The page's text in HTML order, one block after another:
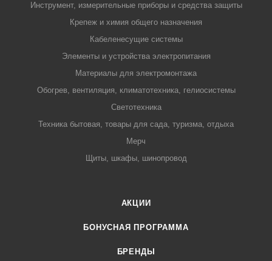
Инструмент, измерительные приборы и средства защиты
Крепеж и химия общего назначения
Кабеленесущие системы
Элементы и устройства электропитания
Материалы для электромонтажа
Обогрев, вентиляция, климатотехника, гелиосистемы
Светотехника
Техника бытовая, товары для сада, туризма, отдыха
Мерч
Щиты, шкафы, шинопровод
АКЦИИ
БОНУСНАЯ ПРОГРАММА
БРЕНДЫ